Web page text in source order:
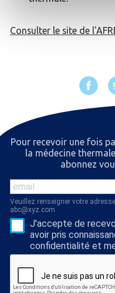
Consulter le site de
Pour recevoir une fois
la médecine
abonnez
Veuillez renseigner votre
abc@xyz.com
J'accepte de
avoir pris
confidentialité et